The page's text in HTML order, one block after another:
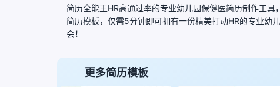
简历全能王HR高通过率的专业幼儿园保健医简历制作工
简历模板，仅需5分钟即可拥有一份精美打动HR的专业幼
会！
更多简历模板